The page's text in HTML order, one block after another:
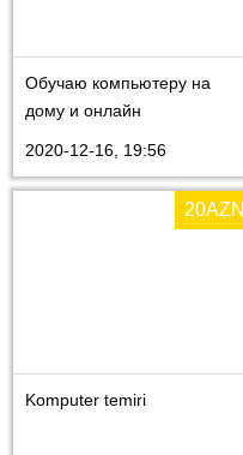
Обучаю компьютеру на
дому и онлайн
2020-12-16, 19:56
20AZN
Komputer temiri